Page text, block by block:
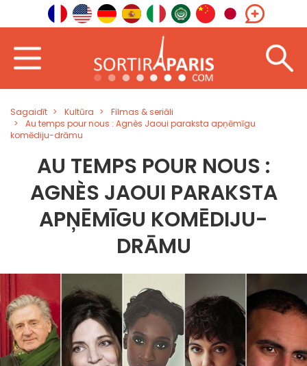
Sagaidīt Kultūra
Filmas & seriāli
Au temps pour nous : Agnès Jaoui paraksta apņēmīgu
komēdiju-drāmu
AU TEMPS POUR NOUS :
AGNÈS JAOUI PARAKSTA
APŅĒMĪGU KOMĒDIJU-
DRĀMU